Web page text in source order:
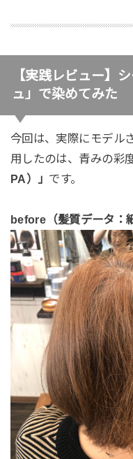
【実践レビュー】
ュ」で染めてみた
今回は、実際にモデル
用したのは、青みの彩
PA）」 です。
before（髪質データ：